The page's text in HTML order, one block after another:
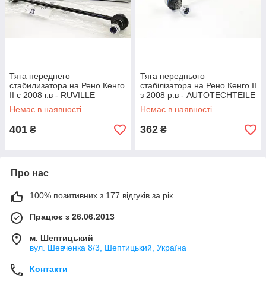
Тяга переднего
стабилизатора на Рено Кенго
II с 2008 г.в - RUVILLE
(Германия) 915577
Немає в наявності
401 ₴
Тяга переднього
стабілізатора на Рено Кенго II
з 2008 р.в - AUTOTECHTEILE
5020001
Немає в наявності
362 ₴
Про нас
100% позитивних з 177 відгуків за рік
Працює з 26.06.2013
м. Шептицький
вул. Шевченка 8/3, Шептицький, Україна
Контакти